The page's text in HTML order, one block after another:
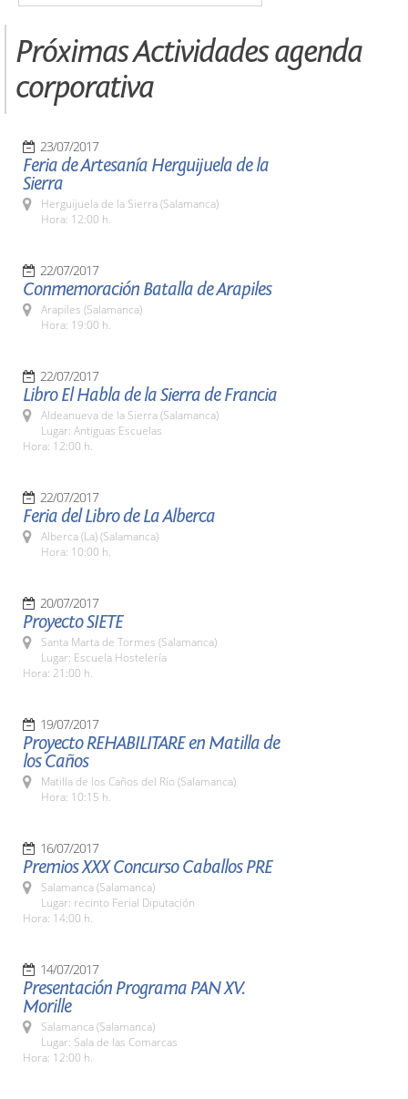
Próximas Actividades agenda
corporativa
23/07/2017
Feria de Artesanía Herguijuela de la
Sierra
Herguijuela de la Sierra (Salamanca)
Hora: 12:00 h.
22/07/2017
Conmemoración Batalla de Arapiles
Arapiles (Salamanca)
Hora: 19:00 h.
22/07/2017
Libro El Habla de la Sierra de Francia
Aldeanueva de la Sierra (Salamanca)
Lugar: Antiguas Escuelas
Hora: 12:00 h.
22/07/2017
Feria del Libro de La Alberca
Alberca (La) (Salamanca)
Hora: 10:00 h.
20/07/2017
Proyecto SIETE
Santa Marta de Tormes (Salamanca)
Lugar: Escuela Hostelería
Hora: 21:00 h.
19/07/2017
Proyecto REHABILITARE en Matilla de
los Caños
Matilla de los Caños del Río (Salamanca)
Hora: 10:15 h.
16/07/2017
Premios XXX Concurso Caballos PRE
Salamanca (Salamanca)
Lugar: recinto Ferial Diputación
Hora: 14:00 h.
14/07/2017
Presentación Programa PAN XV.
Morille
Salamanca (Salamanca)
Lugar: Sala de las Comarcas
Hora: 12:00 h.